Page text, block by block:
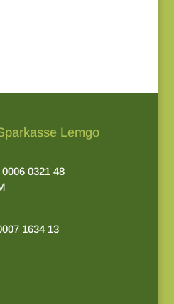
Lemgo
0321 48
1634 13